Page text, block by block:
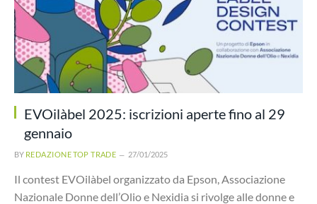
EVOilàbel 2025: iscrizioni aperte fino al 29
gennaio
BY REDAZIONE TOP TRADE 27/01/2025
Il contest EVOilàbel organizzato da Epson, Associazione
Nazionale Donne dell’Olio e Nexidia si rivolge alle donne e